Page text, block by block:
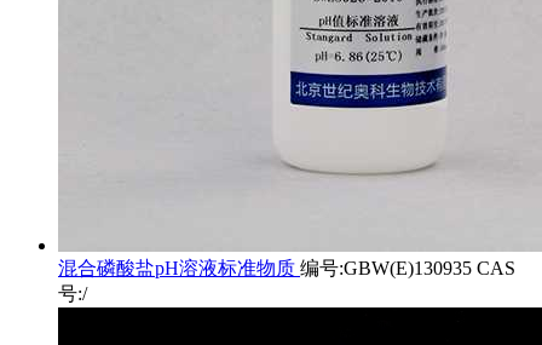
混合磷酸盐pH溶液标准物质 编号:GBW(E)130935 CAS
号:/